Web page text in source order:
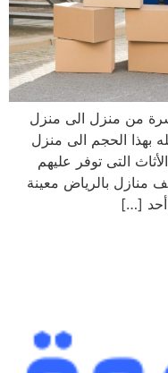
من منزل الى منزل
بهذا الحجم الى منزل
التى توفر عليهم
منازل بالرياض معينة
أحد […]